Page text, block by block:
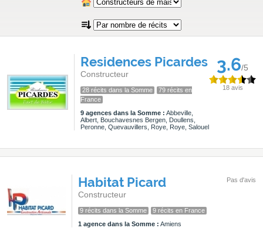
Residences Picardes
Constructeur
28 récits dans la Somme
79 récits en
France
9 agences dans la Somme : Abbeville,
Albert, Bouchavesnes Bergen, Doullens,
Peronne, Quevauvillers, Roye, Roye, Salouel
3.6/5
18 avis
Habitat Picard
Constructeur
9 récits dans la Somme
9 récits en France
1 agence dans la Somme : Amiens
Pas d'avis